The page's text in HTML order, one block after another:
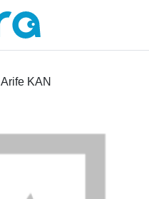
Arife KAN